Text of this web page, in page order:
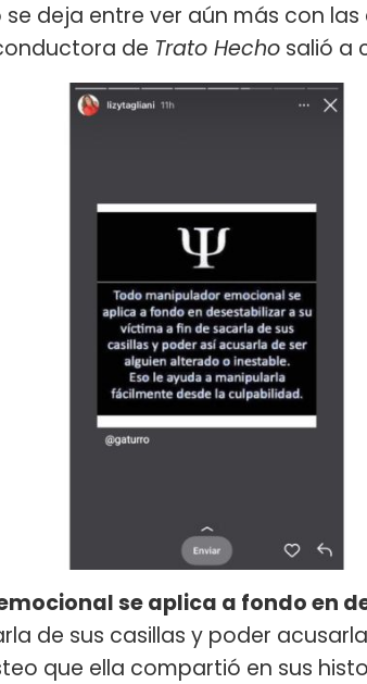
deja entre ver aún más con
de Trato Hecho salió a
se aplica a fondo en
de sus casillas y poder
que ella compartió en sus